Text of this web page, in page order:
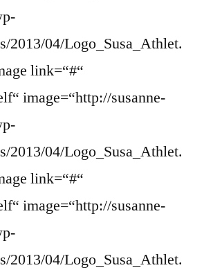
2013/04/Logo_Susa_Athlet.
link=“#“
image=“http://susanne-
2013/04/Logo_Susa_Athlet.
link=“#“
image=“http://susanne-
2013/04/Logo_Susa_Athlet.